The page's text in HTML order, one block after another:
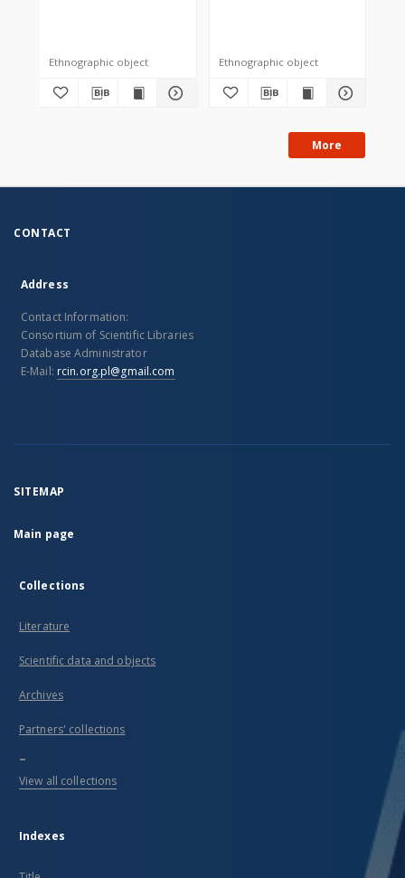
Ethnographic object Ethnographic object
More
CONTACT
Address
Contact Information:
Consortium of Scientific Libraries
Database Administrator
E-Mail: rcin.org.pl@gmail.com
SITEMAP
Main page
Collections
Literature
Scientific data and objects
Archives
Partners' collections
...
View all collections
Indexes